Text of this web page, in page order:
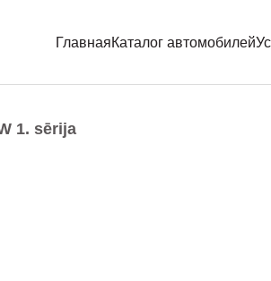
ГлавнаяКаталог автомобилей
1. sērija